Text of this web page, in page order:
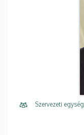
Szervezeti egység